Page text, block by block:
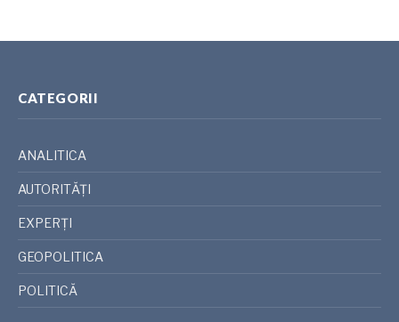
CATEGORII
ANALITICA
AUTORITĂȚI
EXPERȚI
GEOPOLITICA
POLITICĂ